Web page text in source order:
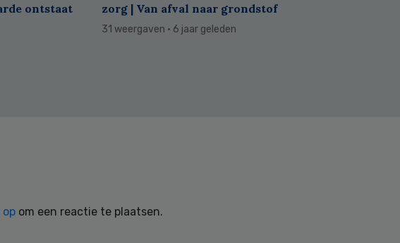
ontstaat
zorg | Van afval naar grondstof
31 weergaven · 6 jaar geleden
om een reactie te plaatsen.